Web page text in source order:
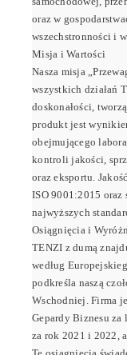
oraz w
wszechstronności i
Misja i Wartości
Nasza misja
wszystkich działań
doskonałości,
produkt jest
obejmującego
kontroli jakości,
oraz eksportu.
ISO 9001:2015 oraz
najwyższych
Osiągnięcia i
TENZI z dumą
według
podkreśla naszą
Wschodniej. Firma
Gepardy Biznesu za
za rok 2021 i 2022,